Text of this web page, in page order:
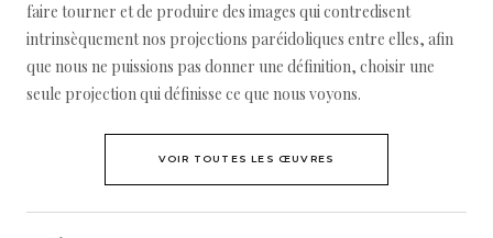
faire tourner et de produire des images qui contredisent
intrinsèquement nos projections paréidoliques entre elles, afin
que nous ne puissions pas donner une définition, choisir une
seule projection qui définisse ce que nous voyons.
VOIR TOUTES LES ŒUVRES